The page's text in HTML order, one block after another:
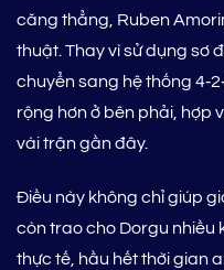
căng thẳng, Ruben
thuật. Thay vì sử dụng sơ
chuyển sang hệ thống
rộng hơn ở bên phải, hợp
vài trận gần đây.
Điều này không chỉ giúp
còn trao cho Dorgu nhiều
thực tế, hầu hết thời gian